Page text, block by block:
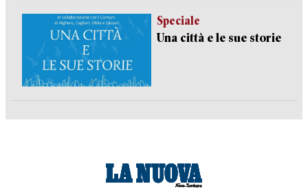
Speciale
Una città e le sue storie